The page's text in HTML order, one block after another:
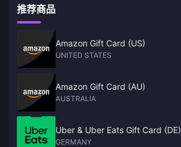
推荐商品
Amazon Gift Card (US)
UNITED STATES
Amazon Gift Card (AU)
AUSTRALIA
Uber & Uber Eats Gift Card (DE)
GERMANY